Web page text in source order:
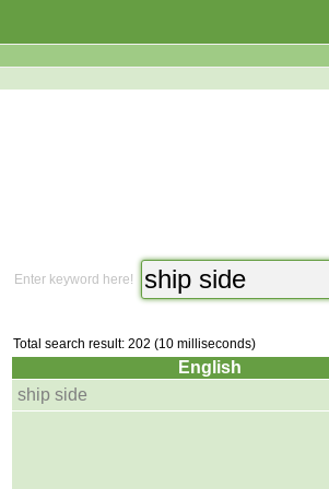
Enter keyword here!
Total search result: 202 (10 milliseconds)
English
ship side